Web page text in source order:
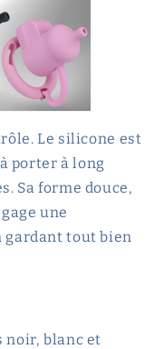
Le silicone est
porter à long
Sa forme douce,
une
gardant tout bien
noir, blanc et